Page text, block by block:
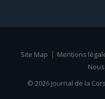
Site Map Mentions
© 2026 Journal de la